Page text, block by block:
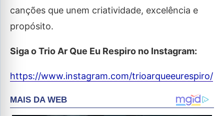
canções que unem criatividade, excelência e
propósito.
Siga o Trio Ar Que Eu Respiro no Instagram:
https://www.instagram.com/trioarqueeurespiro/